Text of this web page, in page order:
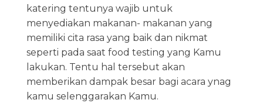
katering tentunya wajib untuk
menyediakan makanan- makanan yang
memiliki cita rasa yang baik dan nikmat
seperti pada saat food testing yang Kamu
lakukan. Tentu hal tersebut akan
memberikan dampak besar bagi acara ynag
kamu selenggarakan Kamu.